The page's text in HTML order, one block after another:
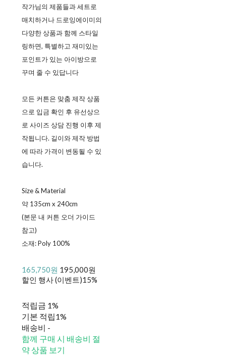
작가님의 제품들과 세트로
매치하거나 드로잉에이미의
다양한 상품과 함께 스타일
링하면, 특별하고 재미있는
포인트가 있는 아이방으로
꾸며 줄 수 있답니다
모든 커튼은 맞춤 제작 상품
으로 입금 확인 후 유선상으
로 사이즈 상담 진행 이후 제
작됩니다. 길이와 제작 방법
에 따라 가격이 변동될 수 있
습니다.
Size & Material
약 135cm x 240cm
(본문 내 커튼 오더 가이드
참고)
소재: Poly 100%
165,750원 195,000원
할인 행사 (이벤트)15%
적립금 1%
기본 적립1%
배송비 -
함께 구매 시 배송비 절
약 상품 보기